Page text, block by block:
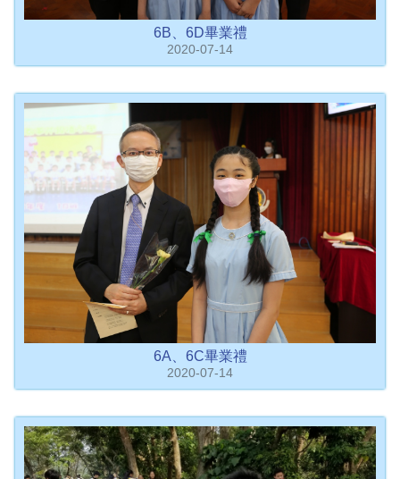
6B、6D畢業禮
2020-07-14
6A、6C畢業禮
2020-07-14